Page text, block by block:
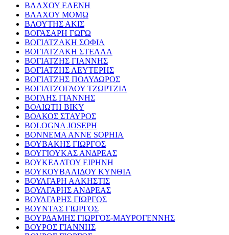
ΒΛΑΧΟΥ ΕΛΕΝΗ
ΒΛΑΧΟΥ ΜΟΜΩ
ΒΛΟΥΤΗΣ ΑΚΙΣ
ΒΟΓΑΣΑΡΗ ΓΩΓΩ
ΒΟΓΙΑΤΖΑΚΗ ΣΟΦΙΑ
ΒΟΓΙΑΤΖΑΚΗ ΣΤΕΛΛΑ
ΒΟΓΙΑΤΖΗΣ ΓΙΑΝΝΗΣ
ΒΟΓΙΑΤΖΗΣ ΛΕΥΤΕΡΗΣ
ΒΟΓΙΑΤΖΗΣ ΠΟΛΥΔΩΡΟΣ
ΒΟΓΙΑΤΖΟΓΛΟΥ ΤΖΩΡΤΖΙΑ
ΒΟΓΛΗΣ ΓΙΑΝΝΗΣ
ΒΟΛΙΩΤΗ ΒΙΚΥ
ΒΟΛΚΟΣ ΣΤΑΥΡΟΣ
BOLOGNA JOSEPH
BONNEMA ANNE SOPHIA
ΒΟΥΒΑΚΗΣ ΓΙΩΡΓΟΣ
ΒΟΥΓΙΟΥΚΑΣ ΑΝΔΡΕΑΣ
ΒΟΥΚΕΛΑΤΟΥ ΕΙΡΗΝΗ
ΒΟΥΚΟΥΒΑΛΙΔΟΥ ΚΥΝΘΙΑ
ΒΟΥΛΓΑΡΗ ΑΛΚΗΣΤΙΣ
ΒΟΥΛΓΑΡΗΣ ΑΝΔΡΕΑΣ
ΒΟΥΛΓΑΡΗΣ ΓΙΩΡΓΟΣ
ΒΟΥΝΤΑΣ ΓΙΩΡΓΟΣ
ΒΟΥΡΔΑΜΗΣ ΓΙΩΡΓΟΣ-ΜΑΥΡΟΓΕΝΝΗΣ
ΒΟΥΡΟΣ ΓΙΑΝΝΗΣ